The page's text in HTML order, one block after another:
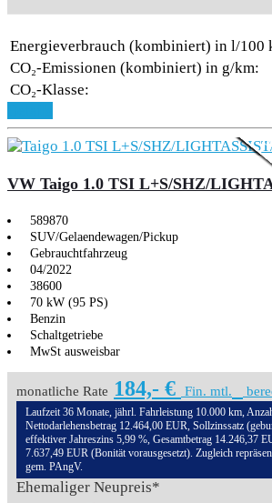
Energieverbrauch (kombiniert) in l/100
CO₂-Emissionen (kombiniert) in g/km:
CO₂-Klasse:
VW Taigo 1.0 TSI L+S/SHZ/
589870
SUV/Gelaendewagen/Pickup
Gebrauchtfahrzeug
04/2022
38600
70 kW (95 PS)
Benzin
Schaltgetriebe
MwSt ausweisbar
monatliche Rate 184,- € Fin. mtl.
Laufzeit 36 Monate, jährl. Fahrleistung 10.000 km,
Nettodarlehensbetrag 12.464,00 EUR, Sollzinssatz
effektiver Jahreszins 5,99 %, Gesamtbetrag 14.246,37
7.637,49 EUR (Bonität vorausgesetzt). Zugleich
gem. PAngV.
Ehemaliger Neupreis*
3,99%